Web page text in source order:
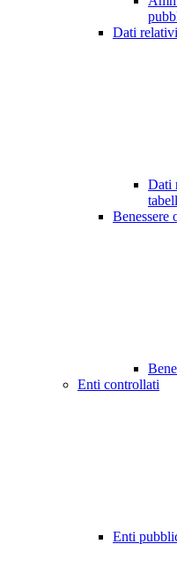
Dati
Dati
Benessere
Enti controllati
Enti